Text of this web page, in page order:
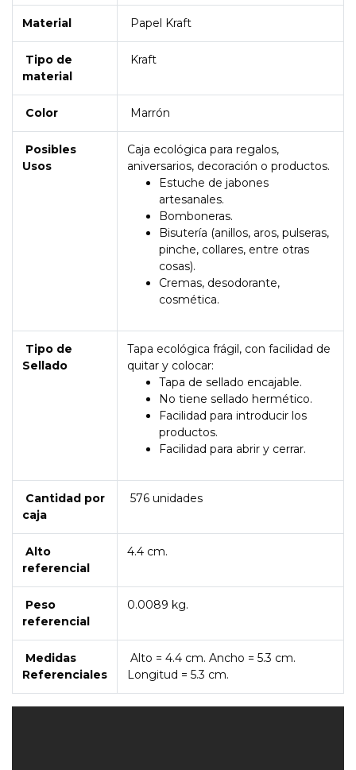
Material Papel Kraft
Tipo de
material
Kraft
Color Marrón
Posibles
Usos
Caja ecológica para regalos,
aniversarios, decoración o productos.
Estuche de jabones
artesanales.
Bomboneras.
Bisutería (anillos, aros, pulseras,
pinche, collares, entre otras
cosas).
Cremas, desodorante,
cosmética.
Tipo de
Sellado
Tapa ecológica frágil, con facilidad de
quitar y colocar:
Tapa de sellado encajable.
No tiene sellado hermético.
Facilidad para introducir los
productos.
Facilidad para abrir y cerrar.
Cantidad por
caja
576 unidades
Alto
referencial
4.4 cm.
Peso
referencial
0.0089 kg.
Medidas
Referenciales
Alto = 4.4 cm. Ancho = 5.3 cm.
Longitud = 5.3 cm.